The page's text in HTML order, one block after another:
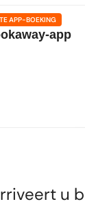
1
gratis
APP-BOEKING
app
u